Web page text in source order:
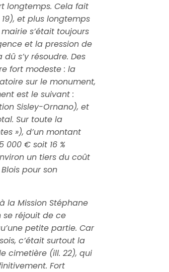
longtemps. Cela fait
et plus longtemps
s’était toujours
et la pression de
s’y résoudre. Des
fort modeste : la
sur le monument,
est le suivant :
Sisley-Ornano), et
Sur toute la
»), d’un montant
000 € soit 16 %
un tiers du coût
pour son
la Mission Stéphane
se réjouit de ce
petite partie. Car
c’était surtout la
cimetière (ill. 22), qui
Fort